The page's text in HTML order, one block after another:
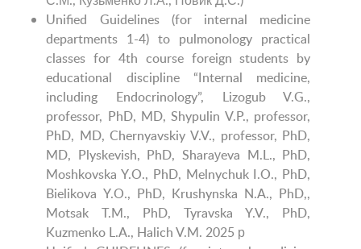
Unified Guidelines (for internal medicine
departments 1-4) to pulmonology practical
classes for 4th course foreign students by
educational discipline “Internal medicine,
including Endocrinology”, Lizogub V.G.,
professor, PhD, MD, Shypulin V.P., professor,
PhD, MD, Chernyavskiy V.V., professor, PhD,
MD, Plyskevish, PhD, Sharaуeva M.L., PhD,
Moshkovska Y.O., PhD, Melnychuk I.O., PhD,
Bielikova Y.O., PhD, Krushynska N.A., PhD,,
Motsak T.M., PhD, Tyravska Y.V., PhD,
Kuzmenko L.A., Halich V.M. 2025 р